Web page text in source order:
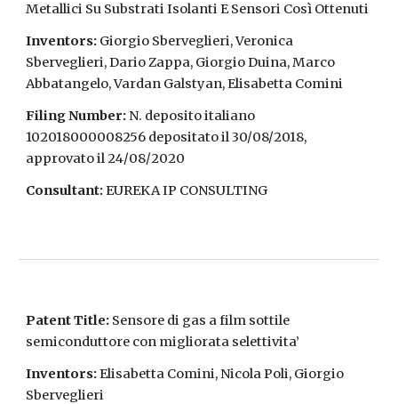
Metallici Su Substrati Isolanti E Sensori Così Ottenuti
Inventors: Giorgio Sberveglieri, Veronica
Sberveglieri, Dario Zappa, Giorgio Duina, Marco
Abbatangelo, Vardan Galstyan, Elisabetta Comini
Filing Number:N. deposito italiano
102018000008256 depositato il 30/08/2018,
approvato il 24/08/2020
Consultant:EUREKA IP CONSULTING
Patent Title: Sensore di gas a film sottile
semiconduttore con migliorata selettivita’
Inventors:Elisabetta Comini, Nicola Poli, Giorgio
Sberveglieri